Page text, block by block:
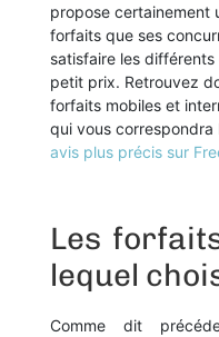
propose certainement
forfaits que ses
satisfaire les
petit prix. Retrouvez
forfaits mobiles et
qui vous correspondra
avis plus précis sur
Les
lequel
Comme dit